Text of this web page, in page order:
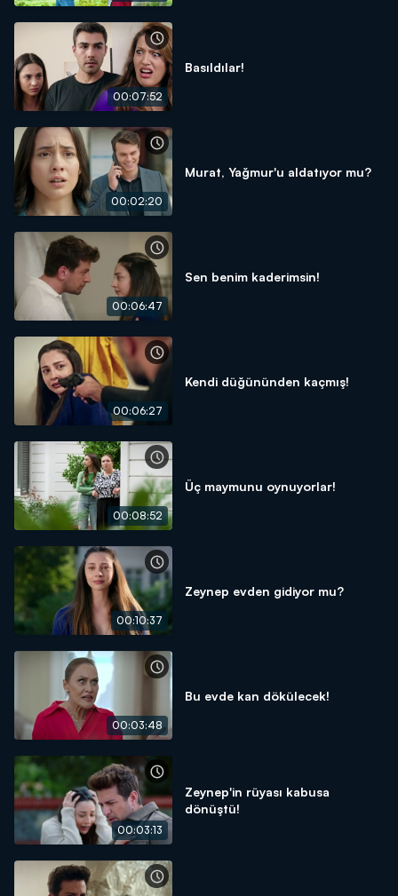
00:07:52
Basıldılar!
00:02:20
Murat, Yağmur'u aldatıyor mu?
00:06:47
Sen benim kaderimsin!
00:06:27
Kendi düğününden kaçmış!
00:08:52
Üç maymunu oynuyorlar!
00:10:37
Zeynep evden gidiyor mu?
00:03:48
Bu evde kan dökülecek!
00:03:13
Zeynep'in rüyası kabusa
dönüştü!